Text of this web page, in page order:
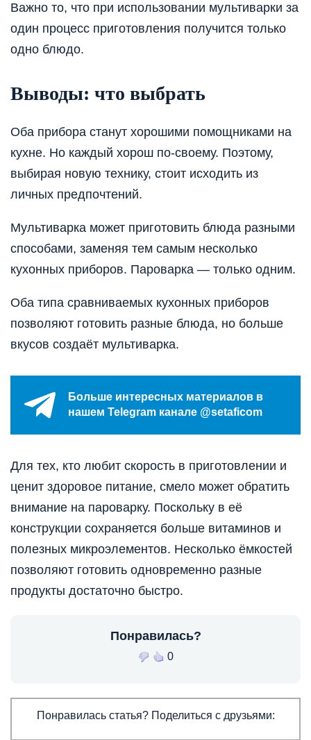
Важно то, что при использовании мультиварки за
один процесс приготовления получится только
одно блюдо.
Выводы: что выбрать
Оба прибора станут хорошими помощниками на
кухне. Но каждый хорош по-своему. Поэтому,
выбирая новую технику, стоит исходить из
личных предпочтений.
Мультиварка может приготовить блюда разными
способами, заменяя тем самым несколько
кухонных приборов. Пароварка — только одним.
Оба типа сравниваемых кухонных приборов
позволяют готовить разные блюда, но больше
вкусов создаёт мультиварка.
Больше интересных материалов в
нашем Telegram канале @setaficom
Для тех, кто любит скорость в приготовлении и
ценит здоровое питание, смело может обратить
внимание на пароварку. Поскольку в её
конструкции сохраняется больше витаминов и
полезных микроэлементов. Несколько ёмкостей
позволяют готовить одновременно разные
продукты достаточно быстро.
Понравилась?
0
Понравилась статья? Поделиться с друзьями: